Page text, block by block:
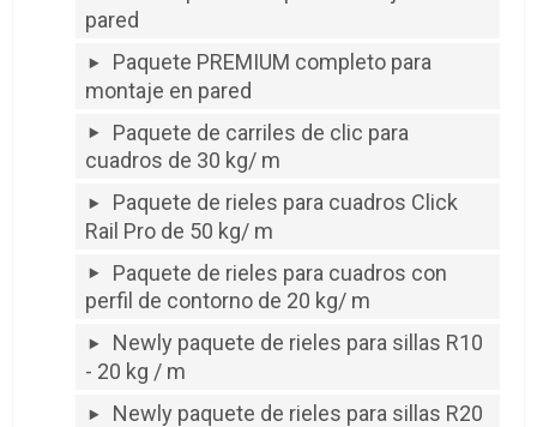
pared
Paquete PREMIUM completo para
montaje en pared
Paquete de carriles de clic para
cuadros de 30 kg/ m
Paquete de rieles para cuadros Click
Rail Pro de 50 kg/ m
Paquete de rieles para cuadros con
perfil de contorno de 20 kg/ m
Newly paquete de rieles para sillas R10
- 20 kg / m
Newly paquete de rieles para sillas R20